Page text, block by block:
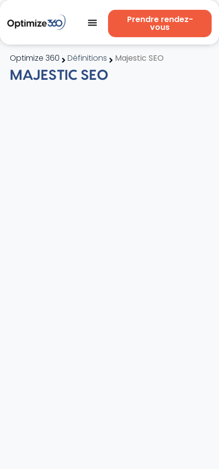
Prendre rendez-
vous
Optimize 360 Définitions Majestic SEO
MAJESTIC SEO